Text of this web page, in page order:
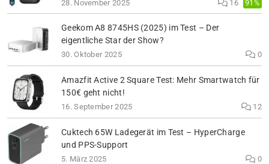
28. November 2025 16 91%
Geekom A8 8745HS (2025) im Test – Der
eigentliche Star der Show?
30. Oktober 2025 0
Amazfit Active 2 Square Test: Mehr Smartwatch für
150€ geht nicht!
16. September 2025 12
Cuktech 65W Ladegerät im Test – HyperCharge
und PPS-Support
5. März 2025 0